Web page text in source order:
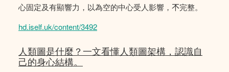
心固定及有顯響力，以為空的中心受人影響，𣎴完整。
hd.iself.uk/content/3492
人類圖是什麼？一文看懂人類圖架構，認識自
己的身心結構。